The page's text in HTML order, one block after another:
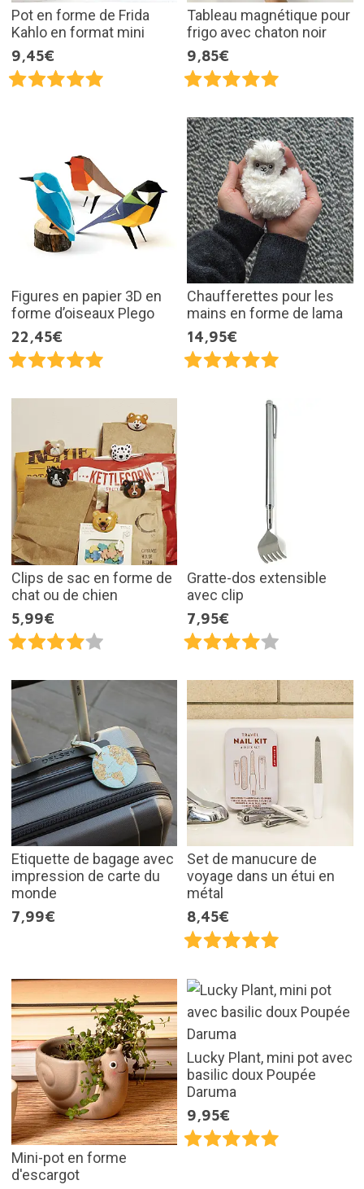
Pot en forme de Frida
Kahlo en format mini
9,45€
Tableau magnétique pour
frigo avec chaton noir
9,85€
Figures en papier 3D en
forme d’oiseaux Plego
22,45€
Chaufferettes pour les
mains en forme de lama
14,95€
Clips de sac en forme de
chat ou de chien
5,99€
Gratte-dos extensible
avec clip
7,95€
Etiquette de bagage avec
impression de carte du
monde
7,99€
Set de manucure de
voyage dans un étui en
métal
8,45€
Mini-pot en forme
d'escargot
Lucky Plant, mini pot avec
basilic doux Poupée
Daruma
9,95€